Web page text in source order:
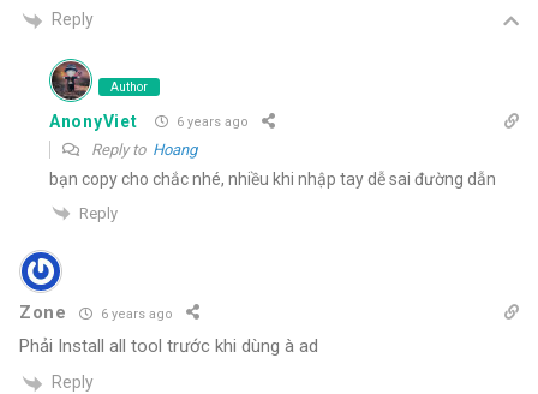
Reply
Author
AnonyViet 6 years ago
Reply to Hoang
bạn copy cho chắc nhé, nhiều khi nhập tay dễ sai đường dẫn
Reply
Zone 6 years ago
Phải Install all tool trước khi dùng à ad
Reply